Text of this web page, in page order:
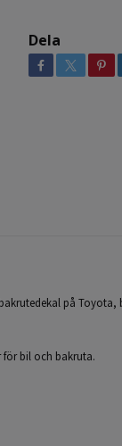
Dela
på
för bil och bakruta.